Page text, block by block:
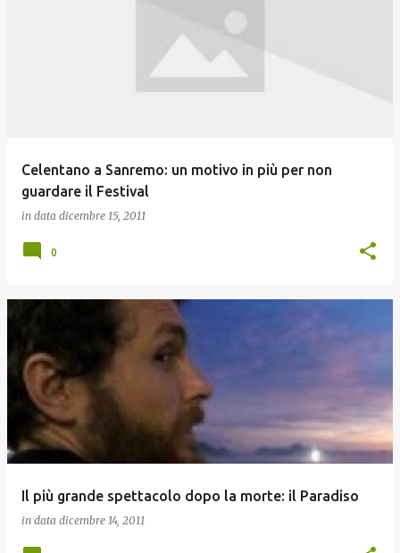
Celentano a Sanremo: un motivo in più per non
guardare il Festival
in data dicembre 15, 2011
0
Il più grande spettacolo dopo la morte: il Paradiso
in data dicembre 14, 2011